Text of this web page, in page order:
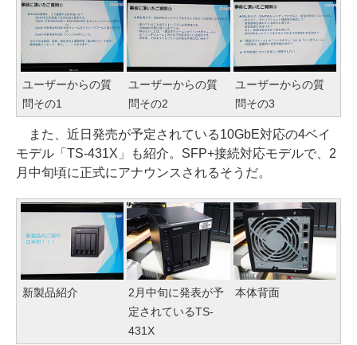
ユーザーからの質
問その1
ユーザーからの質
問その2
ユーザーからの質
問その3
また、近日発売が予定されている10GbE対応の4ベイ
モデル「TS-431X」も紹介。SFP+接続対応モデルで、2
月中旬頃に正式にアナウンスされるそうだ。
新製品紹介
2月中旬に発表が予
定されているTS-
431X
本体背面